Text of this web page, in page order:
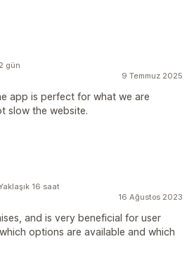
9 Temmuz 2025
app is perfect for what we are
slow the website.
gün
16 Ağustos 2023
and is very beneficial for user
options are available and which
16 saat